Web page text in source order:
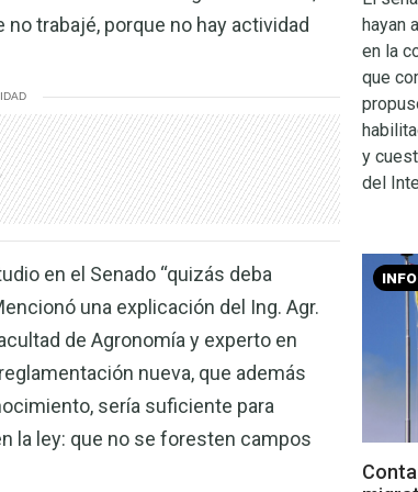
trabajé, porque no hay actividad
en el Senado “quizás deba
una explicación del Ing. Agr.
de Agronomía y experto en
nueva, que además
sería suficiente para
la ley: que no se foresten campos
hayan
en la
que
y
del